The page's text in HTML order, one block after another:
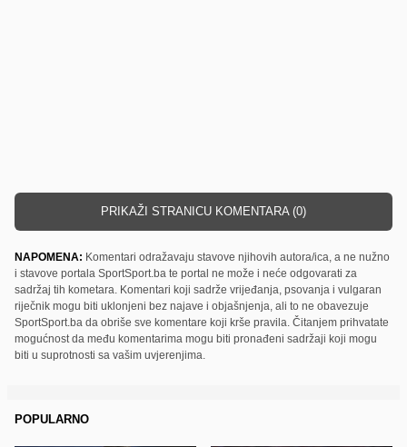
PRIKAŽI STRANICU KOMENTARA (0)
NAPOMENA: Komentari odražavaju stavove njihovih autora/ica, a ne nužno
i stavove portala SportSport.ba te portal ne može i neće odgovarati za
sadržaj tih kometara. Komentari koji sadrže vrijeđanja, psovanja i vulgaran
riječnik mogu biti uklonjeni bez najave i objašnjenja, ali to ne obavezuje
SportSport.ba da obriše sve komentare koji krše pravila. Čitanjem prihvatate
mogućnost da među komentarima mogu biti pronađeni sadržaji koji mogu
biti u suprotnosti sa vašim uvjerenjima.
POPULARNO